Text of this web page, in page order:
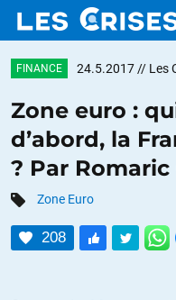
DOSSIERS
CATÉGORIES
MOTS CLÉS
FINANCE 24.5.2017 // Les
Zone euro :
d’abord, la
? Par Romaric
Zone Euro
208